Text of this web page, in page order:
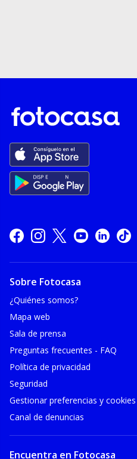
Sobre Fotocasa
¿Quiénes somos?
Mapa web
Sala de prensa
Preguntas frecuentes - FAQ
Política de privacidad
Seguridad
Gestionar preferencias y cookies
Canal de denuncias
Encuentra en Fotocasa